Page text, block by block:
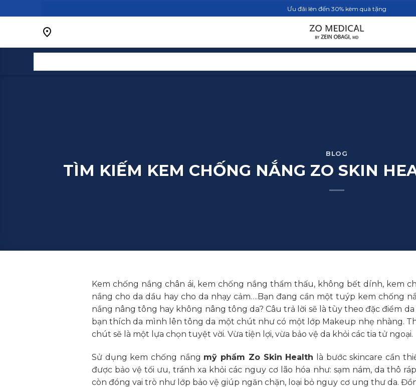
qua
Ưu đãi lên đến 30% kèm quà tặng
BLOG
TÌM KIẾM KEM CHỐNG NẮNG ZO SKIN
Kem chống nắng chân ái, kem chống nắng thẩm thấu, không bết dính, kem
nắng cho da dầu hay cho da nhạy cảm….Bạn đang cần một tuýp kem chống
nắng nâng tông hay không nâng tông da? Câu trả lời sẽ là tùy theo đặc điểm
bạn thích da mình lên tông da một chút như có một lớp Makeup nhẹ nhàng.
chút sẽ là một lựa chọn tuyệt vời. Vừa tiện lợi, vừa bảo vệ da khỏi các tia tử ngoại.
Sử dụng kem chống nắng mỹ phẩm Zo Skin Health là bước skincare cần
được bảo vệ tối ưu, tránh xa khỏi các nguy cơ lão hóa như: sạm nám, da thô
còn đóng vai trò như lớp bảo vệ giúp ngăn chặn, loại bỏ nguy cơ ung thư da.